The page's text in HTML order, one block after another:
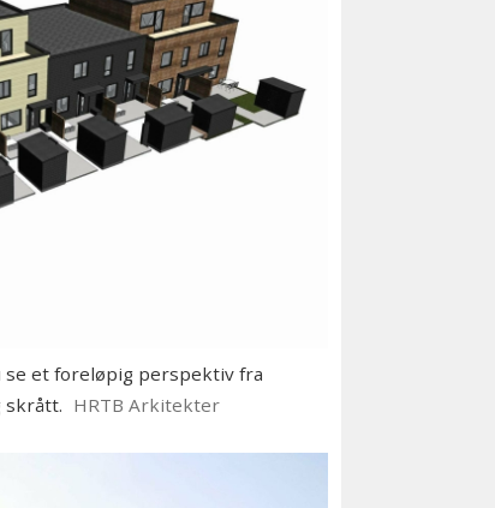
se et foreløpig perspektiv fra
skrått. HRTB Arkitekter